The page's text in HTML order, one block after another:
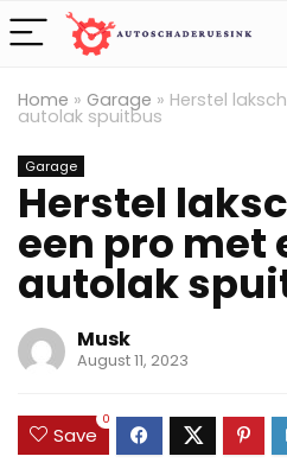
Home » Garage » Herstel
autolak spuitbus
Garage
Herstel
een pro met
autolak
Musk
August 11, 2023
Save
0